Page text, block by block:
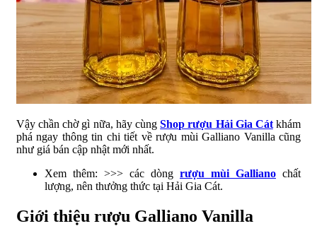
Vậy chần chờ gì nữa, hãy cùngShop rượu Hải Gia Cátkhám
phá ngay thông tin chi tiết về rượu mùi Galliano Vanilla cũng
như giá bán cập nhật mới nhất.
Xem thêm: >>> các dòng rượu mùi Galliano chất
lượng, nên thưởng thức tại Hải Gia Cát.
Giới thiệu rượu Galliano Vanilla